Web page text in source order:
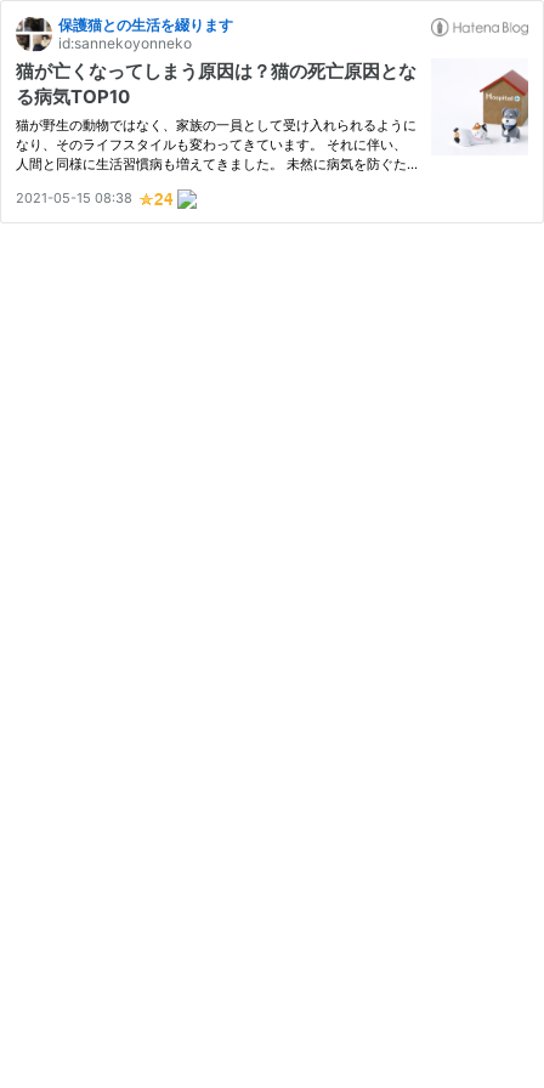
保護猫との生活を綴ります
id:sannekoyonneko
猫が亡くなってしまう原因は？猫の死亡原因とな
る病気TOP10
猫が野生の動物ではなく、家族の一員として受け入れられるように
なり、そのライフスタイルも変わってきています。 それに伴い、
人間と同様に生活習慣病も増えてきました。 未然に病気を防ぐた
をし、予防をしていきたいと考えます。 猫が亡くなってしまう原
因…
2021-05-15 08:38